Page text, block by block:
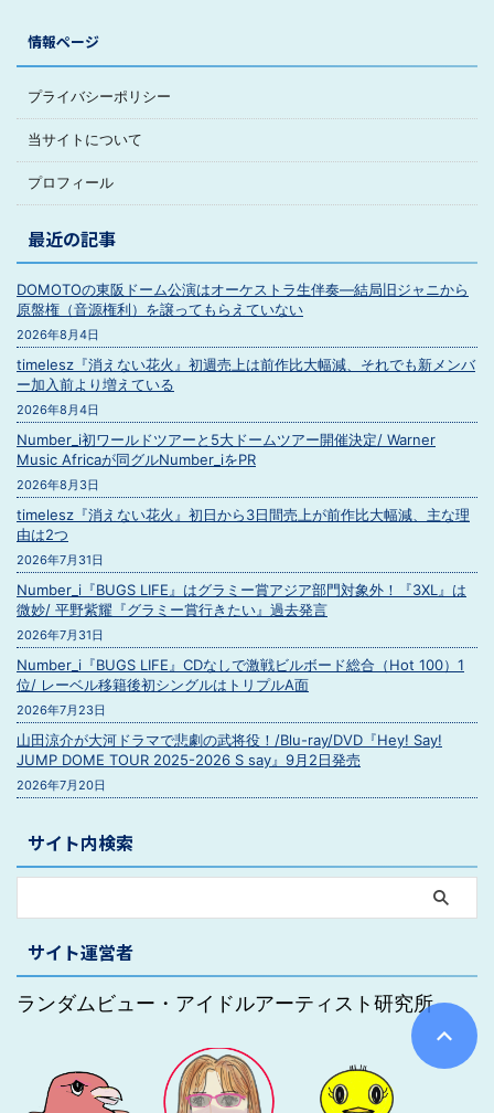
情報ページ
プライバシーポリシー
当サイトについて
プロフィール
最近の記事
DOMOTOの東阪ドーム公演はオーケストラ生伴奏―結局旧ジャニから
原盤権（音源権利）を譲ってもらえていない
2026年8月4日
timelesz『消えない花火』初週売上は前作比大幅減、それでも新メンバ
ー加入前より増えている
2026年8月4日
Number_i初ワールドツアーと5大ドームツアー開催決定/ Warner
Music Africaが同グルNumber_iをPR
2026年8月3日
timelesz『消えない花火』初日から3日間売上が前作比大幅減、主な理
由は2つ
2026年7月31日
Number_i『BUGS LIFE』はグラミー賞アジア部門対象外！『3XL』は
微妙/ 平野紫耀『グラミー賞行きたい』過去発言
2026年7月31日
Number_i『BUGS LIFE』CDなしで激戦ビルボード総合（Hot 100）1
位/ レーベル移籍後初シングルはトリプルA面
2026年7月23日
山田涼介が大河ドラマで悲劇の武将役！/Blu-ray/DVD『Hey! Say!
JUMP DOME TOUR 2025-2026 S say』9月2日発売
2026年7月20日
サイト内検索
サイト運営者
ランダムビュー・アイドルアーティスト研究所